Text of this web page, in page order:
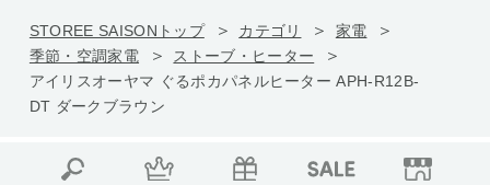
STOREE SAISONトップ カテゴリ
家電
季節・空調家電
ストーブ・ヒーター
アイリスオーヤマ ぐるポカパネルヒーター APH-R12B-
DT ダークブラウン